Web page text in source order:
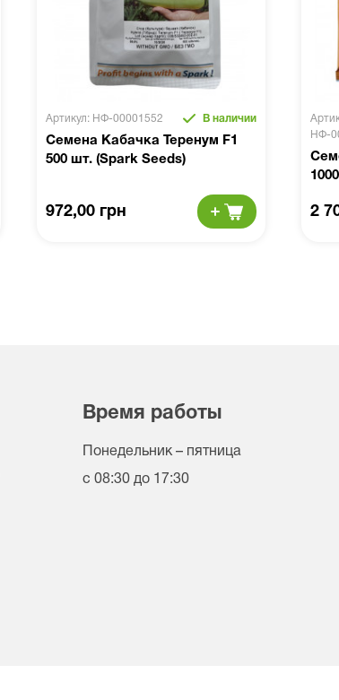
Артикул: НФ-00001552 В наличии
Семена Кабачка Теренум F1
500 шт. (Spark Seeds)
972,00 грн
НФ-
2
Время работы
Понедельник – пятница
с 08:30 до 17:30